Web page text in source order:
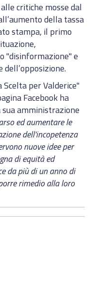
critiche mosse dal
della tassa
stampa, il primo
"disinformazione" e
per Valderice"
Facebook ha
amministrazione
ed aumentare le
dell'incopetenza
nuove idee per
di equità ed
da più di un anno di
rimedio alla loro